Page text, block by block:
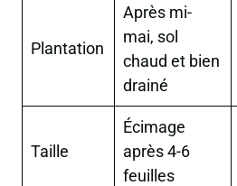
Plantation
Après mi-
mai, sol
chaud et bien
drainé
Taille
Écimage
après 4-6
feuilles